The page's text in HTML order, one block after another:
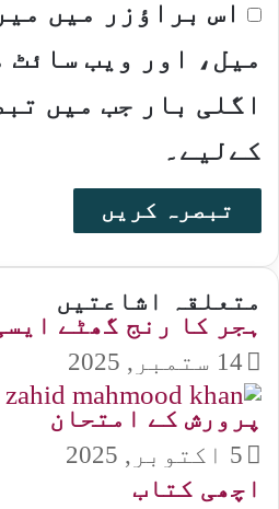
اس براؤزر میں
میل، اور ویب سائٹ
اگلی بار جب میں
کےلیے۔
متعلقہ اشاعتیں
ہجر کا رنج گھٹے
14 ستمبر, 2025
پرورش کے امتحان
5 اکتوبر, 2025
اچھی کتاب